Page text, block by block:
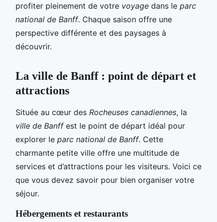
profiter pleinement de votre voyage dans le parc
national de Banff. Chaque saison offre une
perspective différente et des paysages à
découvrir.
La ville de Banff : point de départ et
attractions
Située au cœur des Rocheuses canadiennes, la
ville de Banffest le point de départ idéal pour
explorer le parc national de Banff. Cette
charmante petite ville offre une multitude de
services et d’attractions pour les visiteurs. Voici ce
que vous devez savoir pour bien organiser votre
séjour.
Hébergements et restaurants